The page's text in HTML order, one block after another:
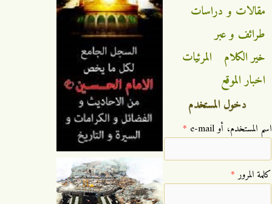
مقالات و دراسات
طرائف و عبر
خير الكلام
المرئيات
اخبار الموقع
دخول المستخدم
‏اسم المستخدم، أو e-mail ‏ *
‏كلمة المرور ‏*